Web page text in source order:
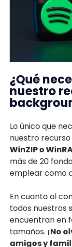
¿Qué
nuestro
Lo único que
nuestro recurso
WinZIP o
más de 20
emplear como
En cuanto al
todos nuestros
encuentran en
tamaños. ¡No
amigos y